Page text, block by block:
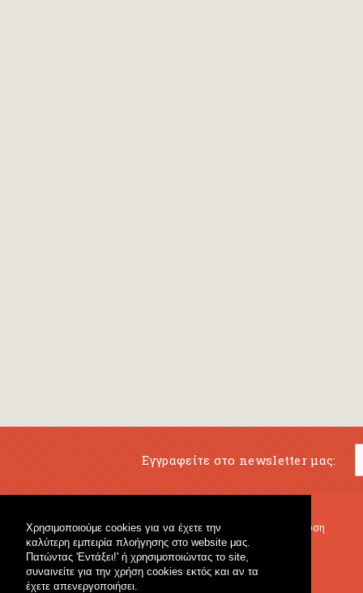
Χρησιμοποιούμε cookies για να έχετε την
καλύτερη εμπειρία πλοήγησης στο website μας.
Πατώντας 'Εντάξει!' ή χρησιμοποιώντας το site,
συναινείτε για την χρήση cookies εκτός και αν τα
έχετε απενεργοποιήσει.
Εγγραφείτε στο newsletter μας:
Μουσικό Βιβλιοπωλείο
Κρουστά & Εκπαιδευτικό Υλικό
Γενικό Βιβλιοπωλείο
Μουσική Εκπαίδευση
Fagotto Blog